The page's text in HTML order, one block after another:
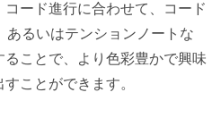
ード進行に合わせて、コード
あるいはテンションノートな
ことで、より色彩豊かで興味
ことができます。